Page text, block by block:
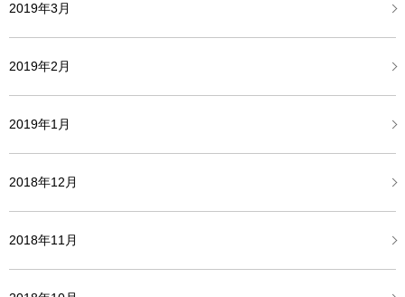
2019年3月
2019年2月
2019年1月
2018年12月
2018年11月